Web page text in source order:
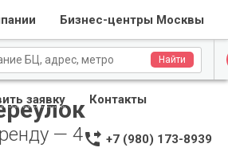
— 4
Бизнес-центры Москвы
заявку Контакты
phone_forwarded +7 (980) 173-8939
Найти